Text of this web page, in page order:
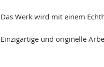
Das Werk wird mit einem
Einzigartige und originelle